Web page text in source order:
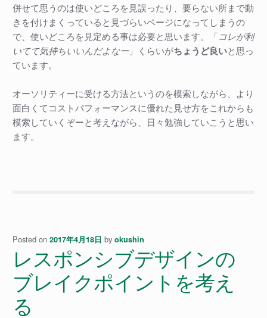
併せて思うのは使いどころを見誤ったり、要らない所まで動
きを付けまくっていると見づらいページになってしまうの
で、使いどころを見定める事は必要と思います。「コレが利
いてて気持ちいいんだよなー」くらいがちょうど良いと思っ
ています。
オーソリティーに受ける方法というのを模索しながら、より
面白くてコストパフォーマンスに優れた見せ方をこれからも
模索していくぞーと考えながら、日々勉強していこうと思い
ます。
Posted on 2017年4月18日 by okushin
レスポンシブデザインの
ブレイクポイントを考え
る